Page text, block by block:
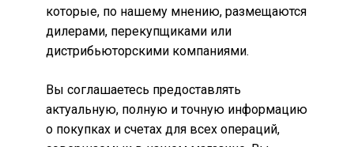
которые, по нашему мнению, размещаются
дилерами, перекупщиками или
дистрибьюторскими компаниями.
Вы соглашаетесь предоставлять
актуальную, полную и точную информацию
о покупках и счетах для всех операций,